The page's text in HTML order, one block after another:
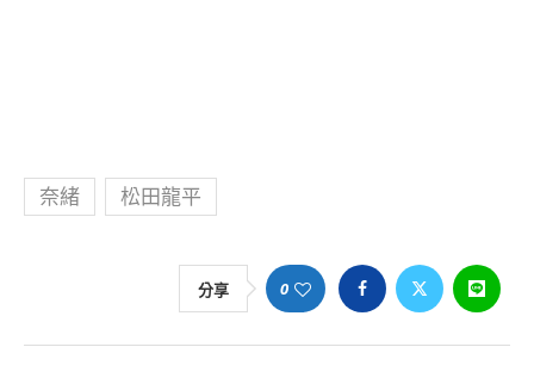
奈緒 松田龍平
分享 0